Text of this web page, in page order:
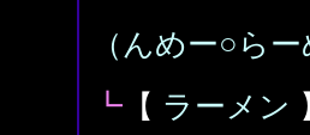
（んめー○らー
┗ 【 ラーメン